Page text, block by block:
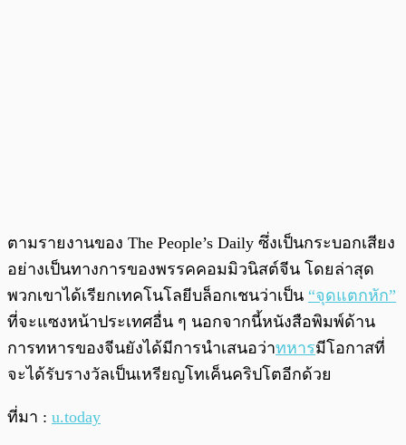
ตามรายงานของ The People’s Daily ซึ่งเป็นกระบอกเสียง
อย่างเป็นทางการของพรรคคอมมิวนิสต์จีน โดยล่าสุด
พวกเขาได้เรียกเทคโนโลยีบล็อกเชนว่าเป็น “จุดแตกหัก”
ที่จะแซงหน้าประเทศอื่น ๆ นอกจากนี้หนังสือพิมพ์ด้าน
การทหารของจีนยังได้มีการนำเสนอว่าทหารมีโอกาสที่
จะได้รับรางวัลเป็นเหรียญโทเค็นคริปโตอีกด้วย
ที่มา : u.today